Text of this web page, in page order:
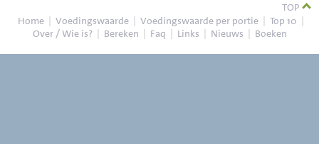
TOP
Home | Voedingswaarde | Voedingswaarde per portie | Top 10 |
Over / Wie is? | Bereken | Faq | Links | Nieuws | Boeken